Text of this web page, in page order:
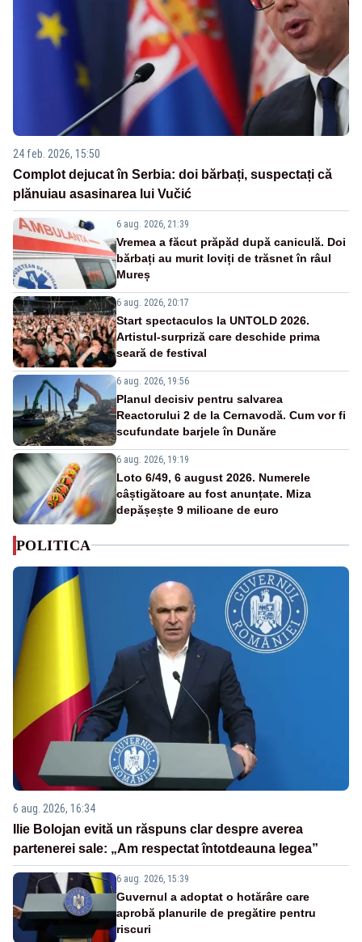
24 feb. 2026, 15:50
Complot dejucat în Serbia: doi bărbați, suspectați că
plănuiau asasinarea lui Vučić
6 aug. 2026, 21:39
Vremea a făcut prăpăd după caniculă. Doi
bărbați au murit loviți de trăsnet în râul
Mureș
6 aug. 2026, 20:17
Start spectaculos la UNTOLD 2026.
Artistul-surpriză care deschide prima
seară de festival
6 aug. 2026, 19:56
Planul decisiv pentru salvarea
Reactorului 2 de la Cernavodă. Cum vor fi
scufundate barjele în Dunăre
6 aug. 2026, 19:19
Loto 6/49, 6 august 2026. Numerele
câștigătoare au fost anunțate. Miza
depășește 9 milioane de euro
POLITICA
6 aug. 2026, 16:34
Ilie Bolojan evită un răspuns clar despre averea
partenerei sale: „Am respectat întotdeauna legea”
6 aug. 2026, 15:39
Guvernul a adoptat o hotărâre care
aprobă planurile de pregătire pentru
riscuri